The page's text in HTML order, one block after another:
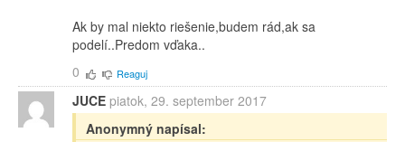
Ak by mal niekto riešenie,budem rád,ak sa
podelí..Predom vďaka..
0
Reaguj
JUCE piatok, 29. september 2017
Anonymný napísal: